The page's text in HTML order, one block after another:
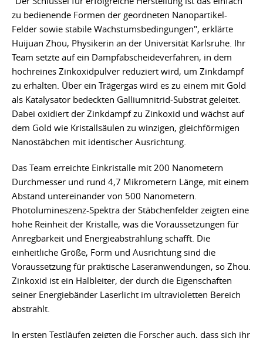
zu bedienende Formen der geordneten Nanopartikel-
Felder sowie stabile Wachstumsbedingungen", erklärte
Huijuan Zhou, Physikerin an der Universität Karlsruhe. Ihr
Team setzte auf ein Dampfabscheideverfahren, in dem
hochreines Zinkoxidpulver reduziert wird, um Zinkdampf
zu erhalten. Über ein Trägergas wird es zu einem mit Gold
als Katalysator bedeckten Galliumnitrid-Substrat geleitet.
Dabei oxidiert der Zinkdampf zu Zinkoxid und wächst auf
dem Gold wie Kristallsäulen zu winzigen, gleichförmigen
Nanostäbchen mit identischer Ausrichtung.
Das Team erreichte Einkristalle mit 200 Nanometern
Durchmesser und rund 4,7 Mikrometern Länge, mit einem
Abstand untereinander von 500 Nanometern.
Photolumineszenz-Spektra der Stäbchenfelder zeigten eine
hohe Reinheit der Kristalle, was die Voraussetzungen für
Anregbarkeit und Energieabstrahlung schafft. Die
einheitliche Größe, Form und Ausrichtung sind die
Voraussetzung für praktische Laseranwendungen, so Zhou.
Zinkoxid ist ein Halbleiter, der durch die Eigenschaften
seiner Energiebänder Laserlicht im ultravioletten Bereich
abstrahlt.
In ersten Testläufen zeigten die Forscher auch, dass sich ihr